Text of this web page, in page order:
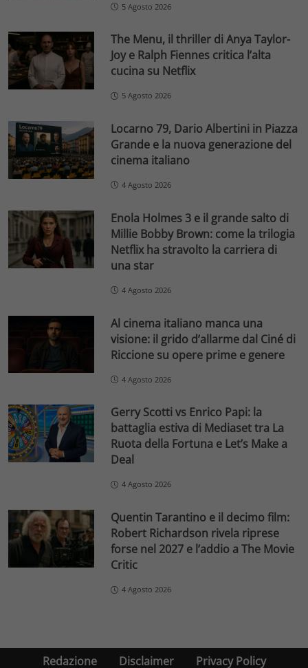
5 Agosto 2026
The Menu, il thriller di Anya Taylor-
Joy e Ralph Fiennes critica l’alta
cucina su Netflix
5 Agosto 2026
Locarno 79, Dario Albertini in Piazza
Grande e la nuova generazione del
cinema italiano
4 Agosto 2026
Enola Holmes 3 e il grande salto di
Millie Bobby Brown: come la trilogia
Netflix ha stravolto la carriera di
una star
4 Agosto 2026
Al cinema italiano manca una
visione: il grido d’allarme dal Ciné di
Riccione su opere prime e genere
4 Agosto 2026
Gerry Scotti vs Enrico Papi: la
battaglia estiva di Mediaset tra La
Ruota della Fortuna e Let’s Make a
Deal
4 Agosto 2026
Quentin Tarantino e il decimo film:
Robert Richardson rivela riprese
forse nel 2027 e l’addio a The Movie
Critic
4 Agosto 2026
Redazione Disclaimer Privacy Policy